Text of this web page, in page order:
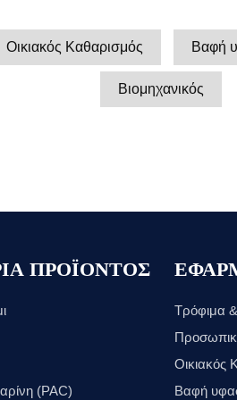
Οικιακός Καθαρισμός Βαφή
Βιομηχανικός
ΠΡΟΪΟΝΤΟΣ
(PAC)
Τρόφιμα
Οικιακός
Βαφή